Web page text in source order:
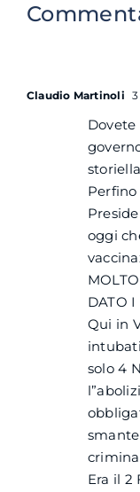
Claudio Martinoli
Perfino
oggi
DATO I
Qui in
solo 4
Era il 2